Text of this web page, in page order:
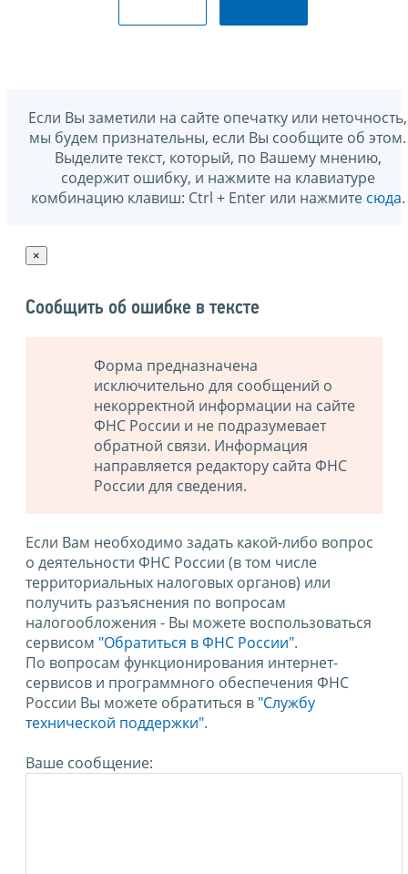
Если Вы заметили на сайте опечатку или неточность,
мы будем признательны, если Вы сообщите об этом.
Выделите текст, который, по Вашему мнению,
содержит ошибку, и нажмите на клавиатуре
комбинацию клавиш: Ctrl + Enter или нажмите сюда.
×
Сообщить об ошибке в тексте
Форма предназначена
исключительно для сообщений о
некорректной информации на сайте
ФНС России и не подразумевает
обратной связи. Информация
направляется редактору сайта ФНС
России для сведения.
Если Вам необходимо задать какой-либо вопрос
о деятельности ФНС России (в том числе
территориальных налоговых органов) или
получить разъяснения по вопросам
налогообложения - Вы можете воспользоваться
сервисом "Обратиться в ФНС России".
По вопросам функционирования интернет-
сервисов и программного обеспечения ФНС
России Вы можете обратиться в "Службу
технической поддержки".
Ваше сообщение: